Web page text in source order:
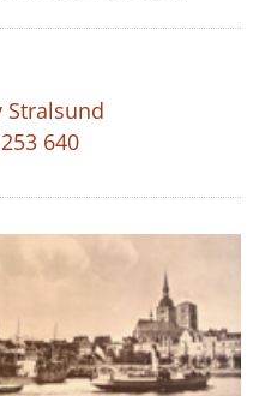
Stralsund
640